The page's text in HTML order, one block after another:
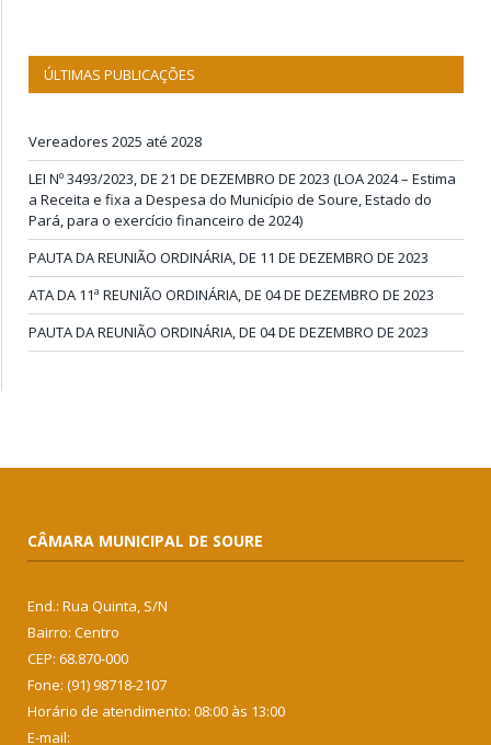
ÚLTIMAS PUBLICAÇÕES
Vereadores 2025 até 2028
LEI Nº 3493/2023, DE 21 DE DEZEMBRO DE 2023 (LOA 2024 – Estima
a Receita e fixa a Despesa do Município de Soure, Estado do
Pará, para o exercício financeiro de 2024)
PAUTA DA REUNIÃO ORDINÁRIA, DE 11 DE DEZEMBRO DE 2023
ATA DA 11ª REUNIÃO ORDINÁRIA, DE 04 DE DEZEMBRO DE 2023
PAUTA DA REUNIÃO ORDINÁRIA, DE 04 DE DEZEMBRO DE 2023
CÂMARA MUNICIPAL DE SOURE
End.: Rua Quinta, S/N
Bairro: Centro
CEP: 68.870-000
Fone: (91) 98718-2107
Horário de atendimento: 08:00 às 13:00
E-mail: